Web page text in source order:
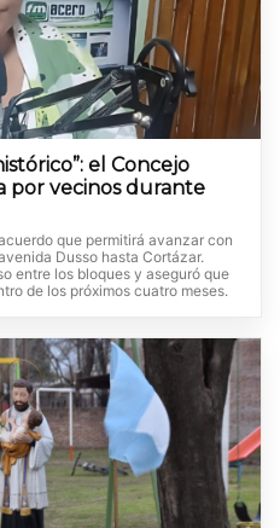
el Concejo
por vecinos durante
que permitirá avanzar con
Dusso hasta Cortázar.
entre los bloques y aseguró que
de los próximos cuatro meses.